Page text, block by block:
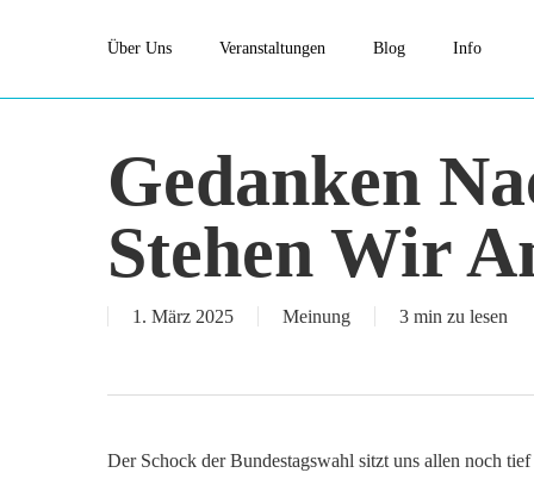
main
Über Uns Veranstaltungen Blog Info
Gedanken
Stehen Wir
1. März 2025 Meinung 3 min zu lesen
Der Schock der Bundestagswahl sitzt uns allen noch